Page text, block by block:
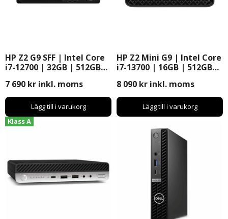
HP Z2 G9 SFF | Intel Core
i7-12700 | 32GB | 512GB
Pro
7 690 kr inkl. moms
Lägg till i varukorg
HP Z2 Mini G9 | Intel Core
i7-13700 | 16GB | 512GB
Pro
8 090 kr inkl. moms
Lägg till i varukorg
Klass A